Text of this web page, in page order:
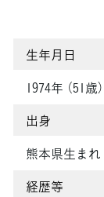
生年月日
1974年 （51歳）
出身
熊本県生まれ
経歴等